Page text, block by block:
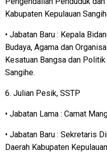
Kabupaten Kepulauan
• Jabatan Baru : Kepala
Budaya, Agama dan
Kesatuan Bangsa dan
Sangihe.
6. Julian Pesik, SSTP
• Jabatan Lama : Camat
• Jabatan Baru : Sekretaris
Daerah Kabupaten